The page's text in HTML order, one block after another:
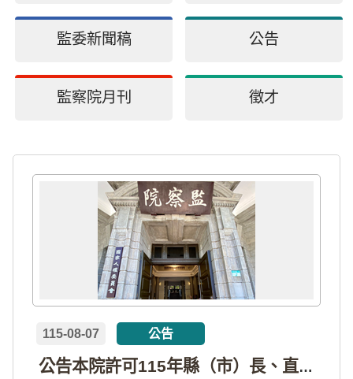
監委新聞稿 公告
監察院月刊 徵才
公告本院許可115年縣（市）長、直轄市議員、縣（市）議員擬參選人開立政治獻金專戶共計4戶。各專戶得收受政治獻金期間為自專戶許可設立日起至115年11月27日止，專戶名冊詳如附件。
115-08-07 公告